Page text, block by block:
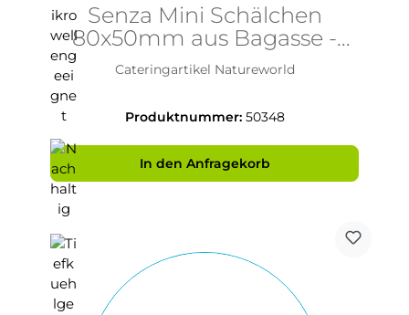
Senza Mini Schälchen
80x50mm aus Bagasse -
PFAS-frei & nachhaltig
Cateringartikel Natureworld
Produktnummer: 50348
In den Anfragekorb